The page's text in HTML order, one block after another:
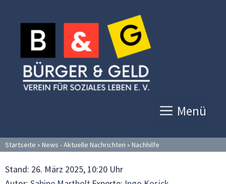
Inhalt
springen
Menü
Startseite » News - Aktuelle Nachrichten » Nachhilfe
Stand: 26. März 2025, 10:20 Uhr